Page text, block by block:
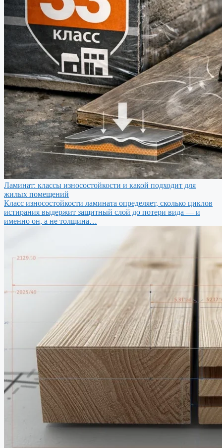
Ламинат: классы износостойкости и какой подходит для
жилых помещений
Класс износостойкости ламината определяет, сколько циклов
истирания выдержит защитный слой до потери вида — и
именно он, а не толщина…